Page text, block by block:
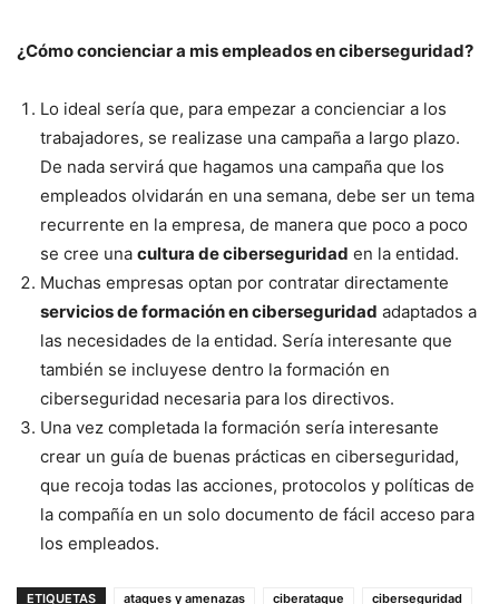
¿Cómo concienciar a mis empleados en ciberseguridad?
Lo ideal sería que, para empezar a concienciar a los
trabajadores, se realizase una campaña a largo plazo.
De nada servirá que hagamos una campaña que los
empleados olvidarán en una semana, debe ser un tema
recurrente en la empresa, de manera que poco a poco
se cree una cultura de ciberseguridad en la entidad.
Muchas empresas optan por contratar directamente
servicios de formación en ciberseguridad adaptados a
las necesidades de la entidad. Sería interesante que
también se incluyese dentro la formación en
ciberseguridad necesaria para los directivos.
Una vez completada la formación sería interesante
crear un guía de buenas prácticas en ciberseguridad,
que recoja todas las acciones, protocolos y políticas de
la compañía en un solo documento de fácil acceso para
los empleados.
ETIQUETAS ataques y amenazas ciberataque ciberseguridad